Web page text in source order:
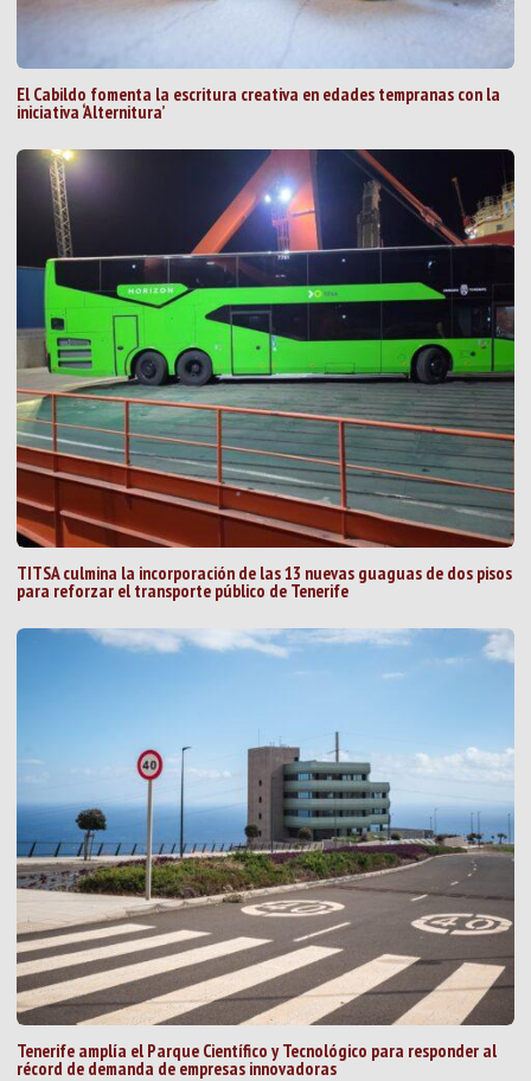
El Cabildo fomenta la escritura creativa en edades tempranas con la
iniciativa ‘Alternitura’
TITSA culmina la incorporación de las 13 nuevas guaguas de dos pisos
para reforzar el transporte público de Tenerife
Tenerife amplía el Parque Científico y Tecnológico para responder al
récord de demanda de empresas innovadoras